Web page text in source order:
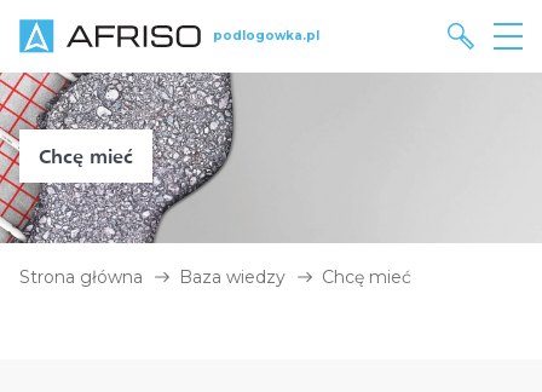
podlogowka.pl
Chcę mieć
Strona główna Baza wiedzy Chcę mieć